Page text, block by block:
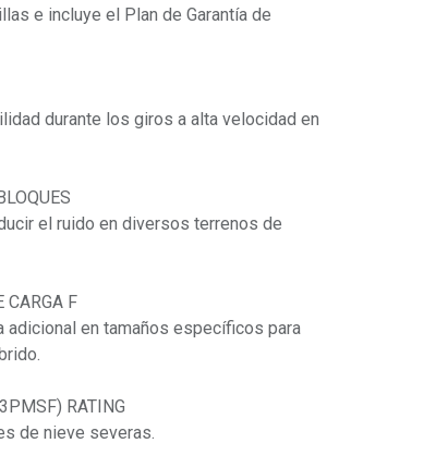
e incluye el Plan de Garantía de
durante los giros a alta velocidad en
el ruido en diversos terrenos de
CARGA F
adicional en tamaños específicos para
RATING
de nieve severas.